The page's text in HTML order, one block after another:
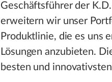
Geschäftsführer der
erweitern wir unser
Produktlinie, die es uns
Lösungen anzubieten.
besten und